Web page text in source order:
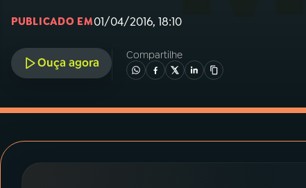
PUBLICADO EM01/04/2016, 18:10
Ouça agora
Compartilhe